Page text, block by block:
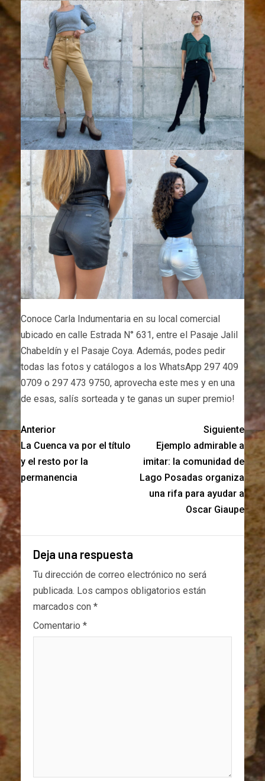
Conoce Carla Indumentaria en su local comercial
ubicado en calle Estrada N° 631, entre el Pasaje Jalil
Chabeldín y el Pasaje Coya. Además, podes pedir
todas las fotos y catálogos a los WhatsApp 297 409
0709 o 297 473 9750, aprovecha este mes y en una
de esas, salís sorteada y te ganas un super premio!
Anterior
La Cuenca va por el título
y el resto por la
permanencia
Siguiente
Ejemplo admirable a
imitar: la comunidad de
Lago Posadas organiza
una rifa para ayudar a
Oscar Giaupe
Deja una respuesta
Tu dirección de correo electrónico no será
publicada. Los campos obligatorios están
marcados con *
Comentario *